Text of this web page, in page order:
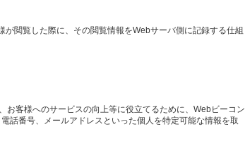
閲覧した際に、その閲覧情報をWebサーバ側に記録する仕組
客様へのサービスの向上等に役立てるために、Webビーコン
話番号、メールアドレスといった個人を特定可能な情報を取